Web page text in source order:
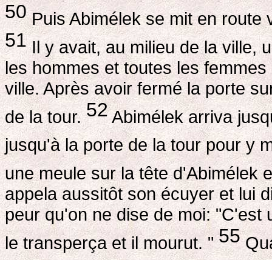
50Puis Abimélek se mit en route
51Il y avait, au milieu de la ville,
les hommes et toutes les
ville. Après avoir fermé la porte
de la tour.52Abimélek arriva
jusqu'à la porte de la tour pour y
une meule sur la tête d'Abimélek
appela aussitôt son écuyer et lui
peur qu'on ne dise de moi: "C'est
le transperça et il mourut. "55